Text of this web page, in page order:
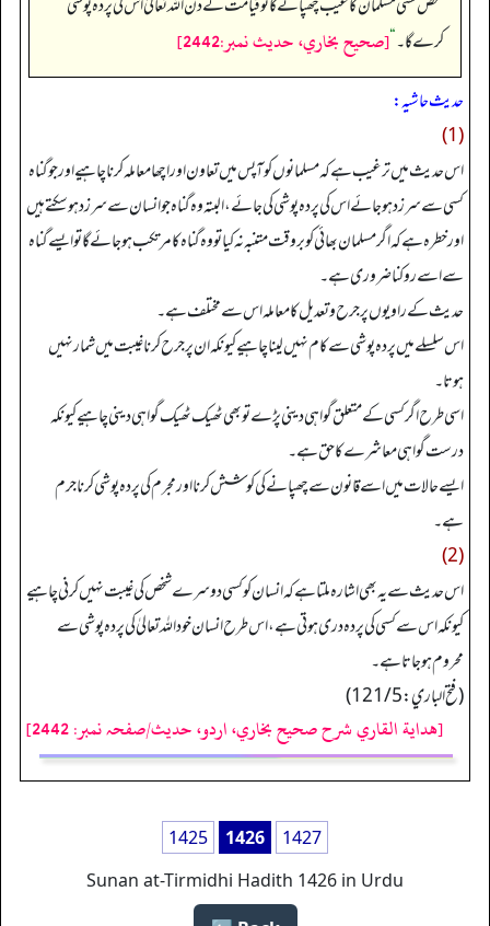
کرے گا۔“[صحيح بخاري، حديث نمبر:2442]
حدیث حاشیہ:
(1)
اس حدیث میں ترغیب ہے کہ مسلمانوں کو آپس میں تعاون اور اچھا معاملہ کرنا چاہیے اور جو گناہ
کسی سے سرزد ہو جائے اس کی پردہ پوشی کی جائے، البتہ وہ گناہ جو انسان سے سرزد ہو سکتے ہیں
اور خطرہ ہے کہ اگر مسلمان بھائی کو بروقت متنبہ نہ کیا تو وہ گناہ کا مرتکب ہو جائے گا تو ایسے گناہ
سے اسے روکنا ضروری ہے۔
حدیث کے راویوں پر جرح و تعدیل کا معاملہ اس سے مختلف ہے۔
اس سلسلے میں پردہ پوشی سے کام نہیں لینا چاہیے کیونکہ ان پر جرح کرنا غیبت میں شمار نہیں
ہوتا۔
اسی طرح اگر کسی کے متعلق گواہی دینی پڑے تو بھی ٹھیک ٹھیک گواہی دینی چاہیے کیونکہ
درست گواہی معاشرے کا حق ہے۔
ایسے حالات میں اسے قانون سے چھپانے کی کوشش کرنا اور مجرم کی پردہ پوشی کرنا جرم
ہے۔
(2)
اس حدیث سے یہ بھی اشارہ ملتا ہے کہ انسان کو کسی دوسرے شخص کی غیبت نہیں کرنی چاہیے
کیونکہ اس سے کسی کی پردہ دری ہوتی ہے، اس طرح انسان خود اللہ تعالیٰ کی پردہ پوشی سے
محروم ہو جاتا ہے۔
(فتح الباري: 121/5)
[هداية القاري شرح صحيح بخاري، اردو، حدیث/صفحہ نمبر: 2442]
1425 1426
1427
Sunan at-Tirmidhi Hadith 1426 in Urdu